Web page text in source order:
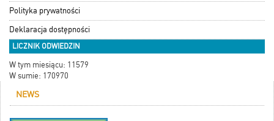
Polityka prywatności
Deklaracja dostępności
LICZNIK ODWIEDZIN
W tym miesiącu: 11579
W sumie: 170970
NEWS